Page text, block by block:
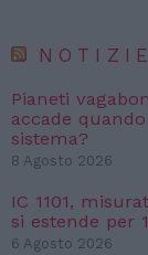
Pianeti
accade
sistema?
8 Agosto 2026
IC 1101,
si estende per
6 Agosto 2026